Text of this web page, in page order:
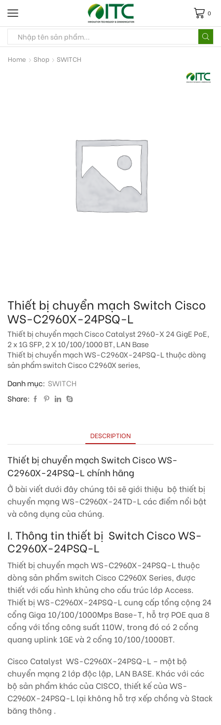
0
Home Shop SWITCH
Thiết bị chuyển mạch Switch Cisco
WS-C2960X-24PSQ-L
Thiết bị chuyển mạch Cisco Catalyst 2960-X 24 GigE PoE,
2 x 1G SFP, 2 X 10/100/1000 BT, LAN Base
Thiết bị chuyển mạch WS-C2960X-24PSQ-L thuộc dòng
sản phẩm switch Cisco C2960X series,
Danh mục: SWITCH
Share:
DESCRIPTION
Thiết bị chuyển mạch Switch Cisco WS-
C2960X-24PSQ-L chính hãng
Ở bài viết dưới đây chúng tôi sẽ giới thiệu bộ thiết bị
chuyển mạng WS-C2960X-24TD-L các điểm nổi bật
và công dụng của chúng.
I. Thông tin thiết bị Switch Cisco WS-
C2960X-24PSQ-L
Thiết bị chuyển mạch WS-C2960X-24PSQ-L thuộc
dòng sản phẩm switch Cisco C2960X Series, được
thiết với cấu hình khủng cho cấu trúc lớp Access.
Thiết bị WS-C2960X-24PSQ-L cung cấp tổng cộng 24
cổng Giga 10/100/1000Mps Base-T, hỗ trợ POE qua 8
cổng với tổng công suất 110W, trong đó có 2 cổng
quang uplink 1GE và 2 cổng 10/100/1000BT.
Cisco Catalyst WS-C2960X-24PSQ-L – một bộ
chuyển mạng 2 lớp độc lập, LAN BASE. Khác với các
bộ sản phẩm khác của CISCO, thiết kế của WS-
C2960X-24PSQ-L lại không hỗ trợ xếp chồng và Stack
băng thông .